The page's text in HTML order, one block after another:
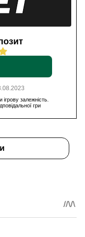
залежність.
гри